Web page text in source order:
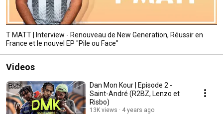
T MATT | Interview - Renouveau de New Generation, Réussir en
France et le nouvel EP "Pile ou Face"
Videos
Dan Mon Kour | Episode 2 -
Saint-André (R2BZ, Lenzo et
Risbo)
13K views 4 years ago